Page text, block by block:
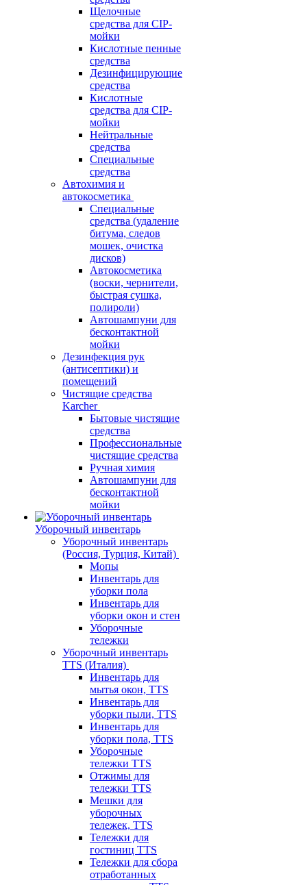
Щелочные
средства для CIP-
мойки
Кислотные пенные
средства
Дезинфицирующие
средства
Кислотные
средства для CIP-
мойки
Нейтральные
средства
Специальные
средства
Автохимия и
автокосметика
Специальные
средства (удаление
битума, следов
мошек, очистка
дисков)
Автокосметика
(воски, чернители,
быстрая сушка,
полироли)
Автошампуни для
бесконтактной
мойки
Дезинфекция рук
(антисептики) и
помещений
Чистящие средства
Karcher
Бытовые чистящие
средства
Профессиональные
чистящие средства
Ручная химия
Автошампуни для
бесконтактной
мойки
Уборочный инвентарь
Уборочный инвентарь
(Россия, Турция, Китай)
Мопы
Инвентарь для
уборки пола
Инвентарь для
уборки окон и стен
Уборочные
тележки
Уборочный инвентарь
TTS (Италия)
Инвентарь для
мытья окон, TTS
Инвентарь для
уборки пыли, TTS
Инвентарь для
уборки пола, TTS
Уборочные
тележки TTS
Отжимы для
тележки TTS
Мешки для
уборочных
тележек, TTS
Тележки для
гостиниц TTS
Тележки для сбора
отработанных